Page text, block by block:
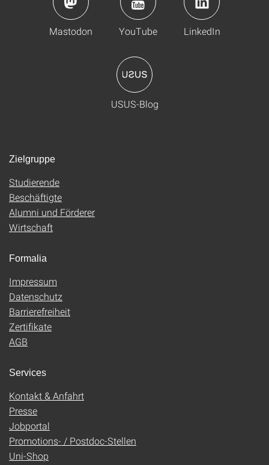
Mastodon YouTube LinkedIn
USUS-Blog
Zielgruppe
Studierende
Beschäftigte
Alumni und Förderer
Wirtschaft
Formalia
Impressum
Datenschutz
Barrierefreiheit
Zertifikate
AGB
Services
Kontakt & Anfahrt
Presse
Jobportal
Promotions- / Postdoc-Stellen
Uni-Shop